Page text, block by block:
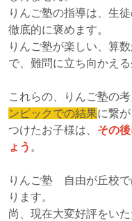
りんご塾の指導は、生
徹底的に褒めます。
りんご塾が楽しい、算
で、難問に立ち向かえ
これらの、りんご塾の
ンピックでの結果に繋
つけたお子様は、 その
ょう 。
りんご塾 自由が丘校で
ります。
尚、現在大変好評をい